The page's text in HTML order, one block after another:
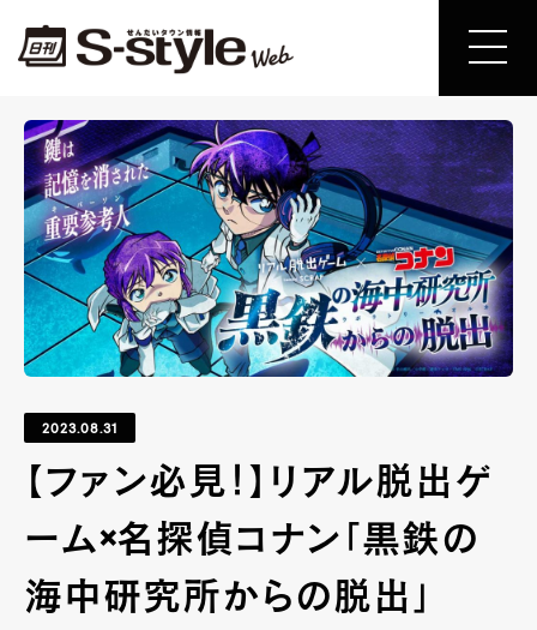
2023.08.31
【ファン必見！】リアル脱出ゲ
ーム×名探偵コナン「黒鉄の
海中研究所からの脱出」